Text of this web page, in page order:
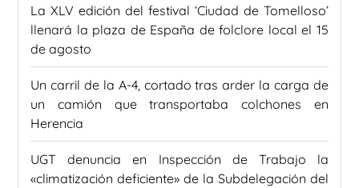
La XLV edición del festival ‘Ciudad de Tomelloso’
llenará la plaza de España de folclore local el 15
de agosto
Un carril de la A-4, cortado tras arder la carga de
un camión que transportaba colchones en
Herencia
UGT denuncia en Inspección de Trabajo la
«climatización deficiente» de la Subdelegación del